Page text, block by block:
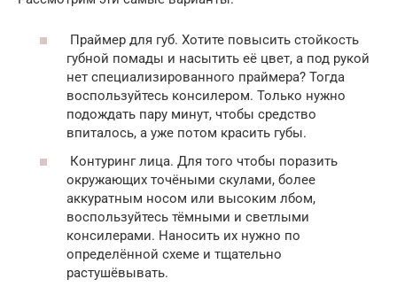
Праймер для губ. Хотите повысить стойкость
губной помады и насытить её цвет, а под рукой
нет специализированного праймера? Тогда
воспользуйтесь консилером. Только нужно
подождать пару минут, чтобы средство
впиталось, а уже потом красить губы.
Контуринг лица. Для того чтобы поразить
окружающих точёными скулами, более
аккуратным носом или высоким лбом,
воспользуйтесь тёмными и светлыми
консилерами. Наносить их нужно по
определённой схеме и тщательно
растушёвывать.